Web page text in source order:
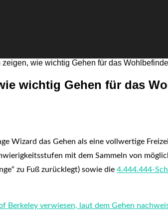
wie wichtig Gehen für das
wichtig Gehen für das
Wizard das Gehen als eine vollwertige
mit dem Sammeln von
zu Fuß zurücklegt) sowie die 4.444.444-
Berkeley verwiesen, laut dem Gehen